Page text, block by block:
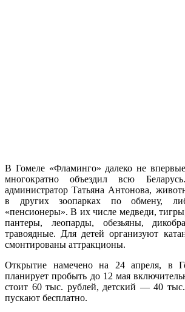
В Гомеле «Фламинго» далеко не
многократно объездил всю
администратор Татьяна Антонова,
в других зоопарках по обмену,
«пенсионеры». В их числе медведи,
пантеры, леопарды, обезьяны,
травоядные. Для детей организуют
смонтированы аттракционы.
Открытие намечено на 24 апреля, в
планирует пробыть до 12 мая
стоит 60 тыс. рублей, детский — 40
пускают бесплатно.